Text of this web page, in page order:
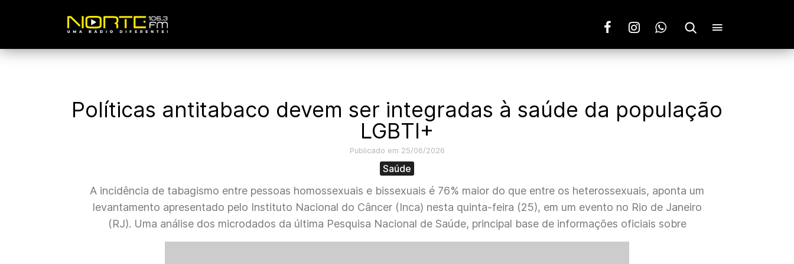
Políticas antitabaco devem ser integradas à saúde da população
LGBTI+
Publicado em 25/06/2026
Saúde
A incidência de tabagismo entre pessoas homossexuais e bissexuais é 76% maior do que entre os heterossexuais, aponta um
levantamento apresentado pelo Instituto Nacional do Câncer (Inca) nesta quinta-feira (25), em um evento no Rio de Janeiro
(RJ). Uma análise dos microdados da última Pesquisa Nacional de Saúde, principal base de informações oficiais sobre